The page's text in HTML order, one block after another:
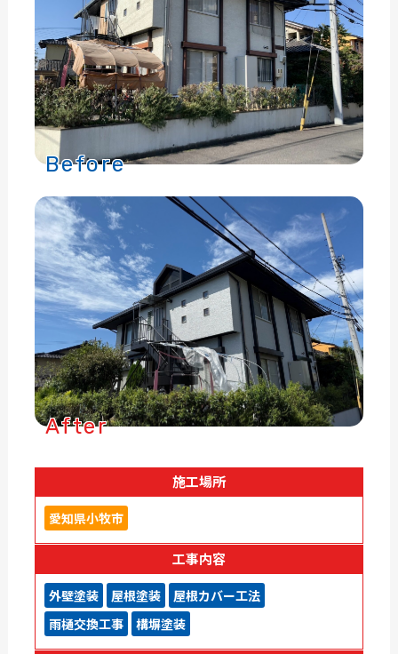
Before
After
施工場所
愛知県小牧市
工事内容
外壁塗装 屋根塗装
屋根カバー工法
雨樋交換工事
構塀塗装